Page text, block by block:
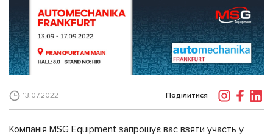
13.07.2022 Поділитися
Компанія MSG Equipment запрошує вас взяти участь у